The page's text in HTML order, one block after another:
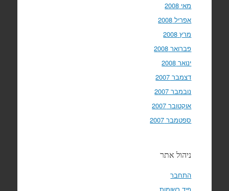
מאי 2008
אפריל 2008
מרץ 2008
פברואר 2008
ינואר 2008
דצמבר 2007
נובמבר 2007
אוקטובר 2007
ספטמבר 2007
ניהול אתר
התחבר